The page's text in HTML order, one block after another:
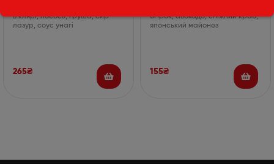
в клярі, лосось, груша, сир
лазур, соус унагі
265₴
огірок, авокадо, сніжний краб,
японський майонез
155₴